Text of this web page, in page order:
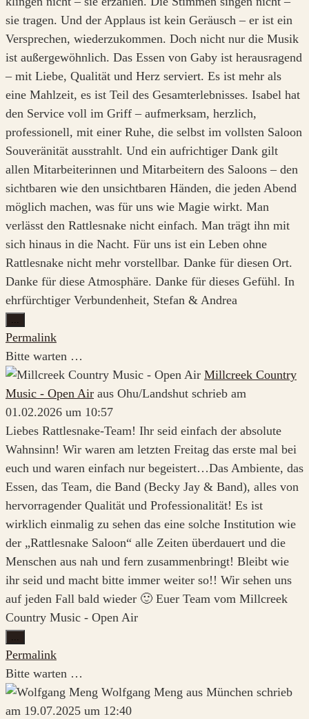
sie tragen. Und der Applaus ist kein Geräusch – er ist ein
Versprechen, wiederzukommen. Doch nicht nur die Musik
ist außergewöhnlich. Das Essen von Gaby ist herausragend
– mit Liebe, Qualität und Herz serviert. Es ist mehr als
eine Mahlzeit, es ist Teil des Gesamterlebnisses. Isabel hat
den Service voll im Griff – aufmerksam, herzlich,
professionell, mit einer Ruhe, die selbst im vollsten Saloon
Souveränität ausstrahlt. Und ein aufrichtiger Dank gilt
allen Mitarbeiterinnen und Mitarbeitern des Saloons – den
sichtbaren wie den unsichtbaren Händen, die jeden Abend
möglich machen, was für uns wie Magie wirkt. Man
verlässt den Rattlesnake nicht einfach. Man trägt ihn mit
sich hinaus in die Nacht. Für uns ist ein Leben ohne
Rattlesnake nicht mehr vorstellbar. Danke für diesen Ort.
Danke für diese Atmosphäre. Danke für dieses Gefühl. In
ehrfürchtiger Verbundenheit, Stefan & Andrea
...
Metabox
ein-/ausblenden.
Permalink
Bitte warten …
Millcreek Country
Music - Open Air aus Ohu/Landshut schrieb am
01.02.2026 um 10:57
Liebes Rattlesnake-Team! Ihr seid einfach der absolute
Wahnsinn! Wir waren am letzten Freitag das erste mal bei
euch und waren einfach nur begeistert…Das Ambiente, das
Essen, das Team, die Band (Becky Jay & Band), alles von
hervorragender Qualität und Professionalität! Es ist
wirklich einmalig zu sehen das eine solche Institution wie
der „Rattlesnake Saloon“ alle Zeiten überdauert und die
Menschen aus nah und fern zusammenbringt! Bleibt wie
ihr seid und macht bitte immer weiter so!! Wir sehen uns
auf jeden Fall bald wieder 🙂 Euer Team vom Millcreek
Country Music - Open Air
...
Metabox
ein-/ausblenden.
Permalink
Bitte warten …
Wolfgang Meng aus München schrieb
am 19.07.2025 um 12:40